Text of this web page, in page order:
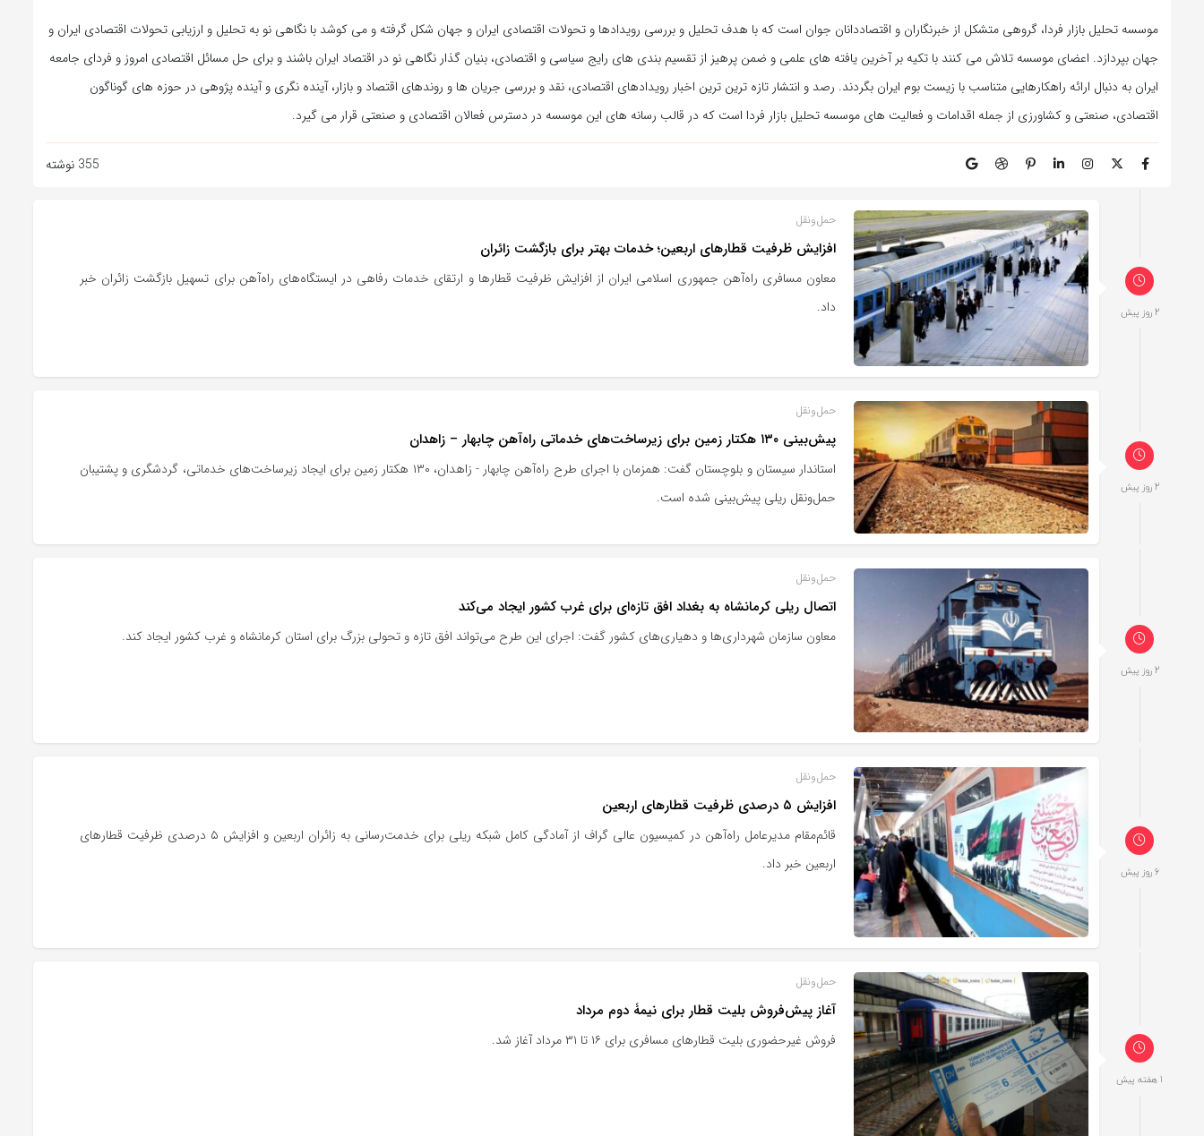
موسسه تحلیل بازار فردا، گروهی متشکل از خبرنگاران و اقتصاددانان جوان است که با هدف تحلیل و بررسی رویدادها و تحولات اقتصادی ایران و جهان شکل گرفته و می کوشد با نگاهی نو به تحلیل و ارزیابی تحولات اقتصادی ایران و
جهان بپردازد. اعضای موسسه تلاش می کنند با تکیه بر آخرین یافته های علمی و ضمن پرهیز از تقسیم بندی های رایج سیاسی و اقتصادی، بنیان گذار نگاهی نو در اقتصاد ایران باشند و برای حل مسائل اقتصادی امروز و فردای جامعه
ایران به دنبال ارائه راهکارهایی متناسب با زیست بوم ایران بگردند. رصد و انتشار تازه ترین ترین اخبار رویدادهای اقتصادی، نقد و بررسی جریان ها و روندهای اقتصاد و بازار، آینده نگری و آینده پژوهی در حوزه های گوناگون
اقتصادی، صنعتی و کشاورزی از جمله اقدامات و فعالیت های موسسه تحلیل بازار فردا است که در قالب رسانه های این موسسه در دسترس فعالان اقتصادی و صنعتی قرار می گیرد.
355 نوشته
2 روز پیش
حمل‌و‌نقل
افزایش ظرفیت قطارهای اربعین؛ خدمات بهتر برای بازگشت زائران
معاون مسافری راه‌آهن جمهوری اسلامی ایران از افزایش ظرفیت قطارها و ارتقای خدمات رفاهی در ایستگاه‌های راه‌آهن برای تسهیل بازگشت زائران خبر
داد.
2 روز پیش
حمل‌و‌نقل
پیش‌بینی ۱۳۰ هکتار زمین برای زیرساخت‌های خدماتی راه‌آهن چابهار – زاهدان
استاندار سیستان و بلوچستان گفت: همزمان با اجرای طرح راه‌آهن چابهار - زاهدان، ۱۳۰ هکتار زمین برای ایجاد زیرساخت‌های خدماتی، گردشگری و پشتیبان
حمل‌ونقل ریلی پیش‌بینی شده است.
2 روز پیش
حمل‌و‌نقل
اتصال ریلی کرمانشاه به بغداد افق تازه‌ای برای غرب کشور ایجاد می‌کند
معاون سازمان شهرداری‌ها و دهیاری‌های کشور گفت: اجرای این طرح می‌تواند افق تازه و تحولی بزرگ برای استان کرمانشاه و غرب کشور ایجاد کند.
6 روز پیش
حمل‌و‌نقل
افزایش ۵ درصدی ظرفیت قطارهای اربعین
قائم‌مقام مدیرعامل راه‌آهن در کمیسیون عالی گراف از آمادگی کامل شبکه ریلی برای خدمت‌رسانی به زائران اربعین و افزایش ۵ درصدی ظرفیت قطارهای
اربعین خبر داد.
1 هفته پیش
حمل‌و‌نقل
آغاز پیش‌فروش بلیت قطار برای نیمۀ دوم مرداد
فروش غیرحضوری بلیت قطارهای مسافری برای ۱۶ تا ۳۱ مرداد آغاز شد.